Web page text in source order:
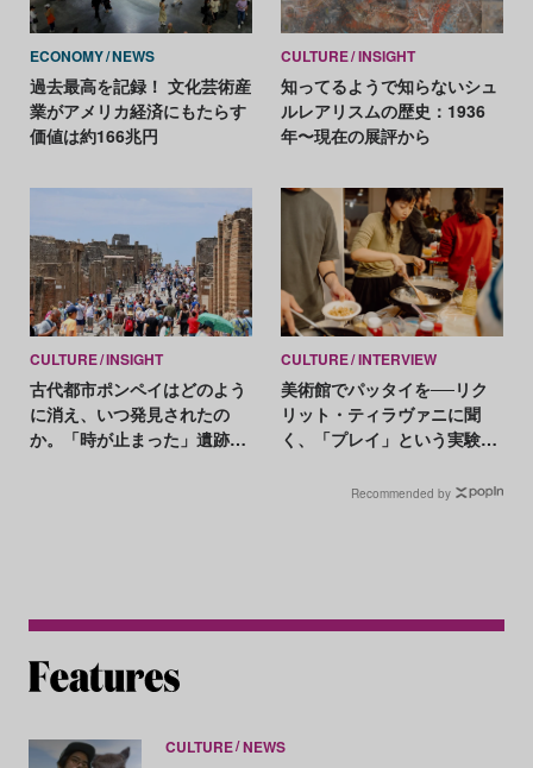
ECONOMY NEWS
過去最高を記録！ 文化芸術産
業がアメリカ経済にもたらす
価値は約166兆円
CULTURE INSIGHT
知ってるようで知らないシュ
ルレアリスムの歴史：1936
年〜現在の展評から
CULTURE INSIGHT
古代都市ポンペイはどのよう
に消え、いつ発見されたの
か。「時が止まった」遺跡の
CULTURE INTERVIEW
美術館でパッタイを──リク
リット・ティラヴァニに聞
く、「プレイ」という実験の
Recommended by
CULTURE NEWS